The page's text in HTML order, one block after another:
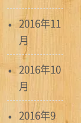
2016年11
月
2016年10
月
2016年9